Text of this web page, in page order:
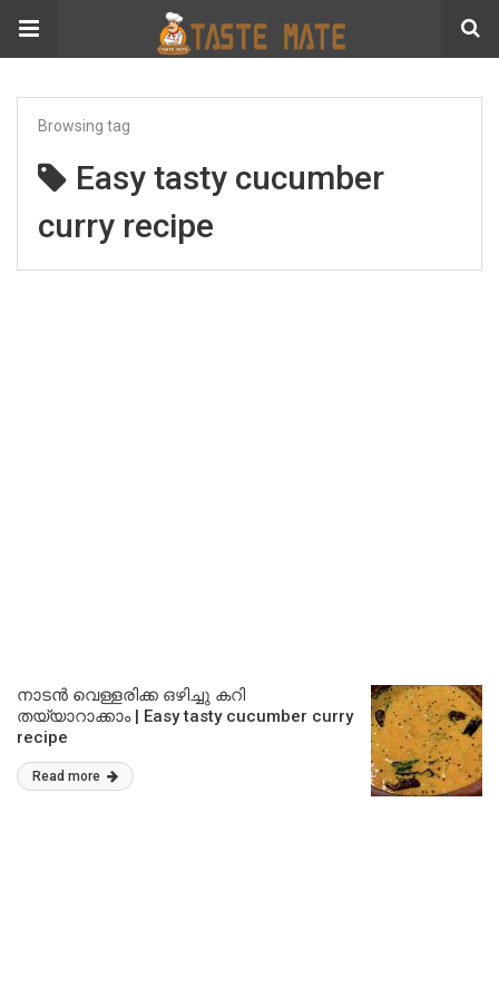
Browsing tag
Easy tasty cucumber
curry recipe
നാടൻ വെള്ളരിക്ക ഒഴിച്ചു കറി
തയ്യാറാക്കാം | Easy tasty cucumber curry
recipe
Read more